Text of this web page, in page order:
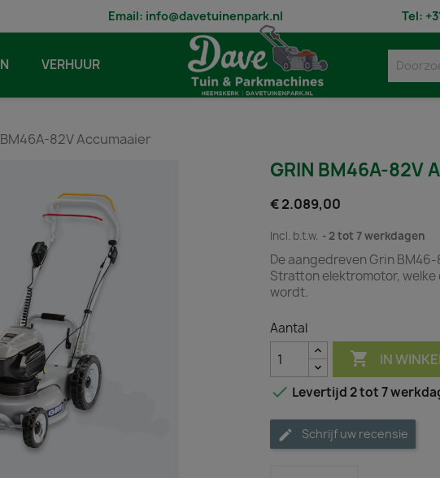
Email: info@davetuinenpark.nl Tel:
VERHUUR
BM46A-82V Accumaaier
GRIN BM46A-82V
€ 2.089,00
Incl. b.t.w. 2 tot 7 werkdagen
De aangedreven Grin
Stratton elektromotor,
wordt.
Aantal
 IN
 Levertijd 2 tot 7
Schrijf uw recensie